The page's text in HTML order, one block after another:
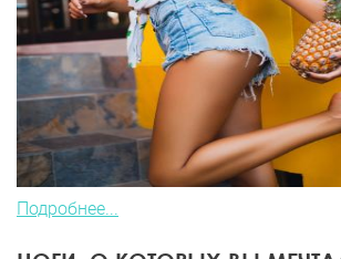
Подробнее...